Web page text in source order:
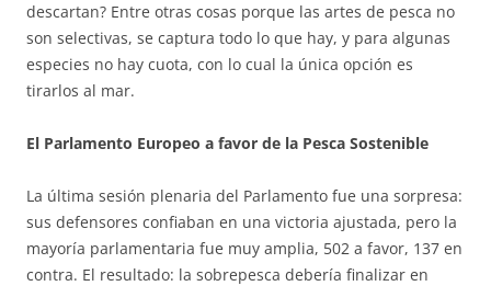
descartan? Entre otras cosas porque las artes de pesca no
son selectivas, se captura todo lo que hay, y para algunas
especies no hay cuota, con lo cual la única opción es
tirarlos al mar.
El Parlamento Europeo a favor de la Pesca Sostenible
La última sesión plenaria del Parlamento fue una sorpresa:
sus defensores confiaban en una victoria ajustada, pero la
mayoría parlamentaria fue muy amplia, 502 a favor, 137 en
contra. El resultado: la sobrepesca debería finalizar en